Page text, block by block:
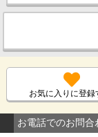
お気に入りに登録
お電話でのお問合